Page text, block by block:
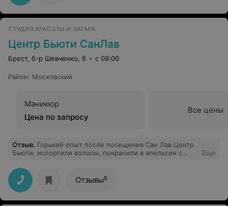
СТУДИЯ КРАСОТЫ И ЗАГАРА
Центр Бьюти СанЛав
Брест, б-р Шевченко, 6 с 09:00
Район: Московский
Маникюр
Цена по запросу
Все цены
Отзыв. Горький опыт после посещения Сан Лав Центр
Бьюти, испортили волосы, покрасили в апельсин с
блонда!!! хамское отношение к клиенту, на мои
возмущения сказали заткнись!!! я в ужасе!!! не ходите
туда если не хотите быть изуродованными!!!
Еще
Отзывы8